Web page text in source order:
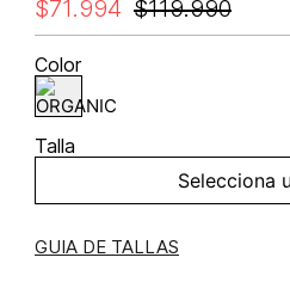
$119.990
$71.994
Color
Talla
Selecciona
GUIA DE TALLAS